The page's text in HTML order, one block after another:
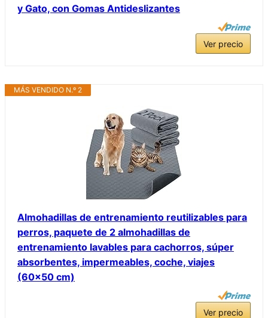
y Gato, con Gomas Antideslizantes
Ver precio
MÁS VENDIDO N.º 2
Almohadillas de entrenamiento reutilizables para
perros, paquete de 2 almohadillas de
entrenamiento lavables para cachorros, súper
absorbentes, impermeables, coche, viajes
(60×50 cm)
Ver precio